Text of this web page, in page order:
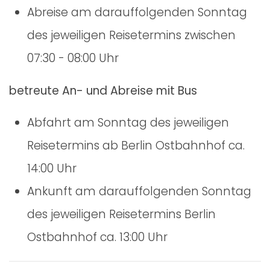
Abreise am darauffolgenden Sonntag
des jeweiligen Reisetermins zwischen
07:30 - 08:00 Uhr
betreute An- und Abreise mit Bus
Abfahrt am Sonntag des jeweiligen
Reisetermins ab Berlin Ostbahnhof ca.
14:00 Uhr
Ankunft am darauffolgenden Sonntag
des jeweiligen Reisetermins Berlin
Ostbahnhof ca. 13:00 Uhr